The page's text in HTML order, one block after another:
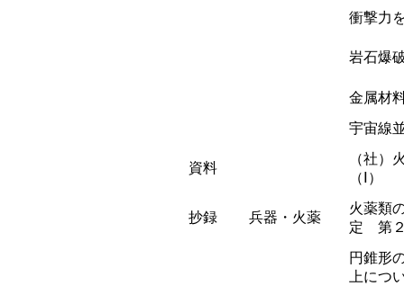
衝撃力
岩石爆
金属材
宇宙線
資料
（社）
（Ⅰ）
抄録 兵器・火薬
火薬類
定 第
円錐形
上につ